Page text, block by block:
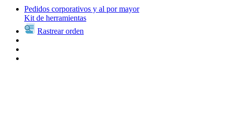
Pedidos corporativos y al por mayor
Kit de herramientas
Rastrear orden